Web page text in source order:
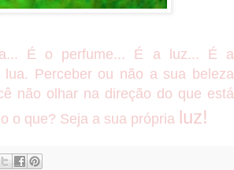
É o perfume... É a luz... É a
Perceber ou não a sua beleza
não olhar na direção do que está
o que? Seja a sua própria luz!